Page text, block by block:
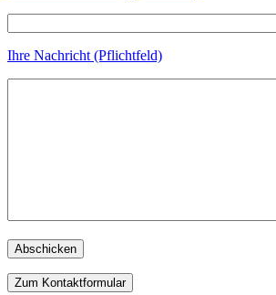
Ihre Nachricht (Pflichtfeld)
Zum Kontaktformular